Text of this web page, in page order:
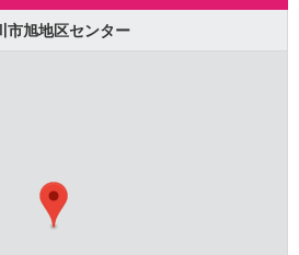
市旭地区センター